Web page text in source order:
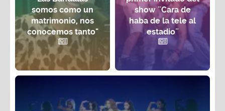
somos como un
matrimonio, nos
conocemos tanto"
show ¨Cara de
haba de la tele al
estadio¨